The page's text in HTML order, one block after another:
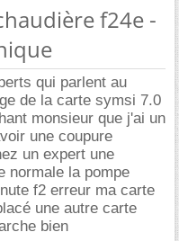
f24e -
qui parlent au
de la carte symsi 7.0
monsieur que j'ai un
une coupure
un expert une
normale la pompe
f2 erreur ma carte
une autre carte
bien